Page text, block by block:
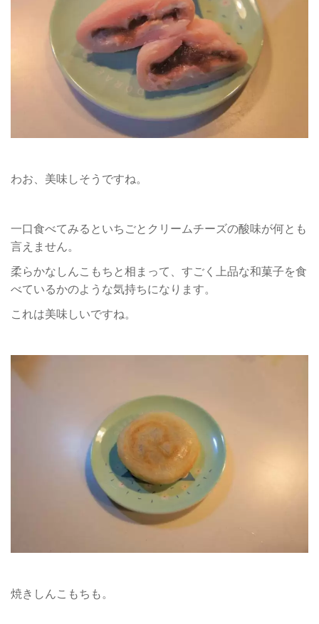
わお、美味しそうですね。
一口食べてみるといちごとクリームチーズの酸味が何とも
言えません。
柔らかなしんこもちと相まって、すごく上品な和菓子を食
べているかのような気持ちになります。
これは美味しいですね。
焼きしんこもちも。